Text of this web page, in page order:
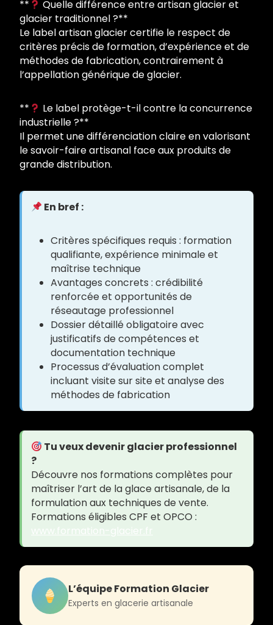
**
Quelle différence entre artisan glacier et
glacier traditionnel ?**
Le label artisan glacier certifie le respect de
critères précis de formation, d’expérience et de
méthodes de fabrication, contrairement à
l’appellation générique de glacier.
**
Le label protège-t-il contre la concurrence
industrielle ?**
Il permet une différenciation claire en valorisant
le savoir-faire artisanal face aux produits de
grande distribution.
En bref :
Critères spécifiques requis : formation
qualifiante, expérience minimale et
maîtrise technique
Avantages concrets : crédibilité
renforcée et opportunités de
réseautage professionnel
Dossier détaillé obligatoire avec
justificatifs de compétences et
documentation technique
Processus d’évaluation complet
incluant visite sur site et analyse des
méthodes de fabrication
Tu veux devenir glacier professionnel
?
Découvre nos formations complètes pour
maîtriser l’art de la glace artisanale, de la
formulation aux techniques de vente.
Formations éligibles CPF et OPCO :
L’équipe Formation Glacier
Experts en glacerie artisanale